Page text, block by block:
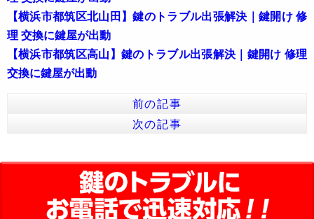
【横浜市都筑区北山田】鍵のトラブル出張解決｜鍵開け 修
理 交換に鍵屋が出動
【横浜市都筑区高山】鍵のトラブル出張解決｜鍵開け 修理
交換に鍵屋が出動
前の記事
次の記事